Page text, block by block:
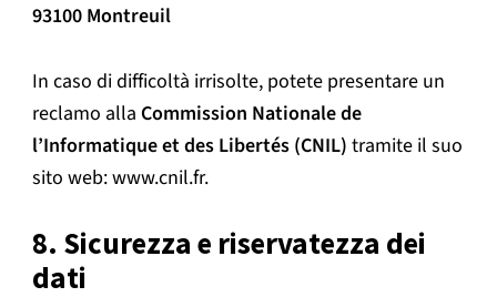
93100 Montreuil
In caso di difficoltà irrisolte, potete presentare un
reclamo alla Commission Nationale de
l’Informatique et des Libertés (CNIL) tramite il suo
sito web: www.cnil.fr.
8. Sicurezza e riservatezza dei
dati